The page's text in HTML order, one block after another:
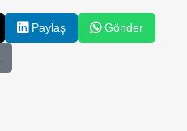
Paylaş Gönder